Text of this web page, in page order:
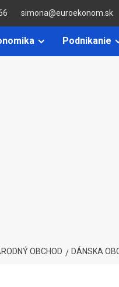
simona@euroekonom.sk
Podnikanie
OBCHOD DÁNSKA